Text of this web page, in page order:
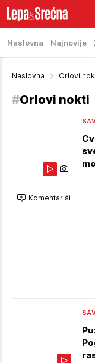
Naslovna Najnovije
Naslovna Orlovi
#Orlovi nokti
Komentariši